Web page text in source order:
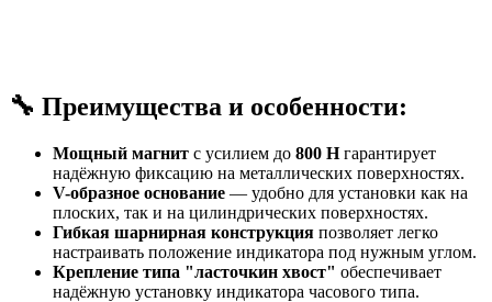
🔧 Преимущества и особенности:
Мощный магнит с усилием до 800 Нгарантирует
надёжную фиксацию на металлических поверхностях.
V-образное основание — удобно для установки как на
плоских, так и на цилиндрических поверхностях.
Гибкая шарнирная конструкция позволяет легко
настраивать положение индикатора под нужным углом.
Крепление типа "ласточкин хвост" обеспечивает
надёжную установку индикатора часового типа.